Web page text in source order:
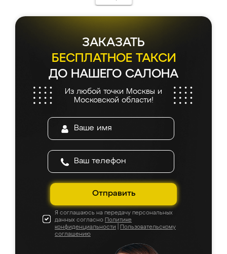
ЗАКАЗАТЬ
БЕСПЛАТНОЕ ТАКСИ
ДО НАШЕГО САЛОНА
Из любой точки Москвы и
Московской области!
Отправить
Я соглашаюсь на передачу персональных
данных согласно Политике
конфиденциальности
Пользовательскому
соглашению